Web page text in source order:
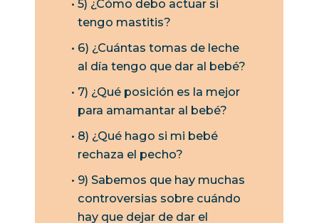
5) ¿Cómo debo actuar si
tengo mastitis?
6) ¿Cuántas tomas de leche
al día tengo que dar al bebé?
7) ¿Qué posición es la mejor
para amamantar al bebé?
8) ¿Qué hago si mi bebé
rechaza el pecho?
9) Sabemos que hay muchas
controversias sobre cuándo
hay que dejar de dar el